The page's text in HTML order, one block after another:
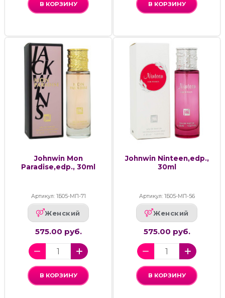
В КОРЗИНУ В КОРЗИНУ
Johnwin Mon
Paradise,edp., 30ml
Артикул: 1Б05-МП-71
Женский
575.00 руб.
В КОРЗИНУ
Johnwin Ninteen,edp.,
30ml
Артикул: 1Б05-МП-56
Женский
575.00 руб.
В КОРЗИНУ